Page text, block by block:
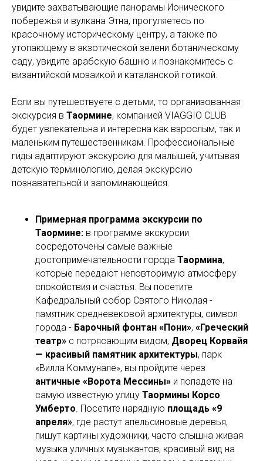
увидите захватывающие панорамы Ионического
побережья и вулкана Этна, прогуляетесь по
красочному историческому центру, а также по
утопающему в экзотической зелени ботаническому
саду, увидите арабскую башню и познакомитесь с
византийской мозаикой и каталанской готикой.
Если вы путешествуете с детьми, то организованная
экскурсия в Таормине, компанией VIAGGIO CLUB
будет увлекательна и интересна как взрослым, так и
маленьким путешественникам. Профессиональные
гиды адаптируют экскурсию для малышей, учитывая
детскую терминологию, делая экскурсию
познавательной и запоминающейся.
Примерная программа экскурсии по
Таормине: в программе экскурсии
сосредоточены самые важные
достопримечательности города Таормина,
которые передают неповторимую атмосферу
спокойствия и счастья. Вы посетите
Кафедральный собор Святого Николая -
памятник средневековой архитектуры, символ
города - Барочный фонтан «Пони», «Греческий
театр» с потрясающим видом, Дворец Корвайя
— красивый памятник архитектуры, парк
«Вилла Коммунале», вы пройдите через
античные «Ворота Мессины» и попадете на
самую известную улицу Таормины Корсо
Умберто . Посетите нарядную площадь «9
апреля», где растут апельсиновые деревья,
пишут картины художники, часто слышна живая
музыка уличных музыкантов, красивый вид на